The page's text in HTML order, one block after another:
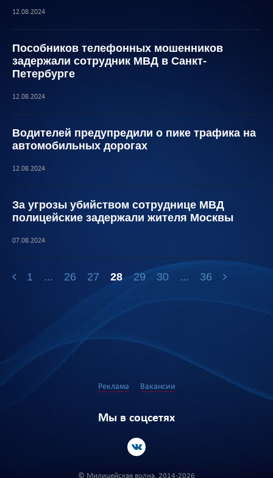
12.08.2024
Пособников телефонных мошенников
задержали сотрудник МВД в Санкт-
Петербурге
12.08.2024
Водителей предупредили о пике трафика на
автомобильных дорогах
12.08.2024
За угрозы убийством сотруднице МВД
полицейские задержали жителя Москвы
07.08.2024
1 ... 26 27 28 29 30 ... 36
Реклама Вакансии
Мы в соцсетях
© Милицейская волна, 2014-2026